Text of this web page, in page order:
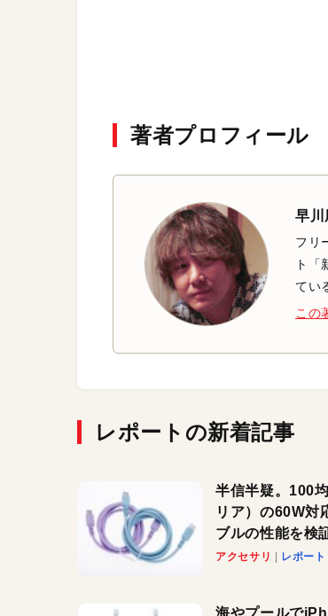
著者プロフィール
早川
フリ
ト「
てい
この
レポートの新着記事
半信半疑。100
リア）の60W対
ブルの性能を検
の1本を発見か？
アクセサリ レポート
海やプールで